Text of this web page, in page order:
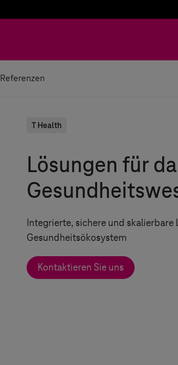
Referenzen
T Health
Lösungen für
Integrierte, sichere und
Gesundheitsökosystem
Kontaktieren Sie uns